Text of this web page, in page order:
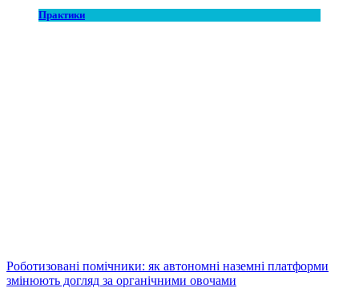
Практики
Роботизовані помічники: як автономні наземні платформи
змінюють догляд за органічними овочами